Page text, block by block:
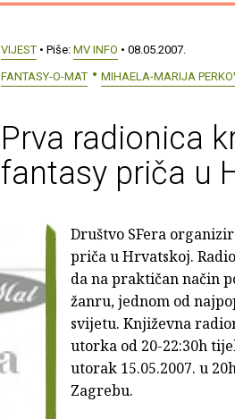
VIJEST • Piše: MV INFO • 08.05.2007.
FANTASY-O-MAT
MIHAELA-MARIJA
Prva radionica
fantasy priča u
Društvo SFera
priča u Hrvatskoj.
da na praktičan način
žanru, jednom od
svijetu. Književna
utorka od 20-22:30h
utorak 15.05.2007. u
Zagrebu.